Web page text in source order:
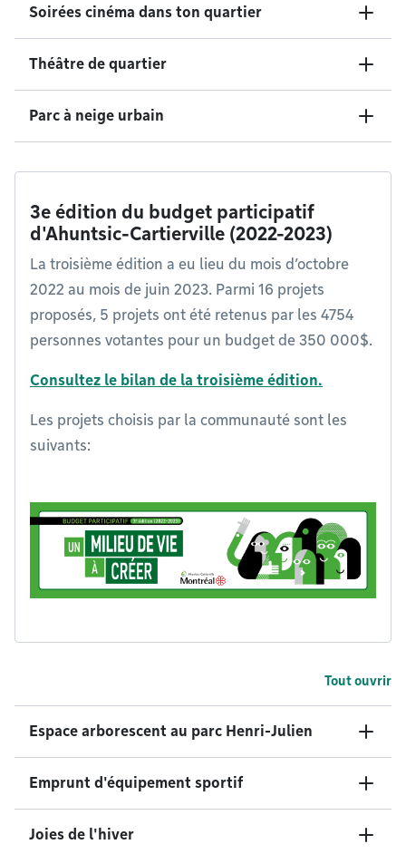
Soirées cinéma dans ton quartier
Théâtre de quartier
Parc à neige urbain
3e édition du budget participatif
d'Ahuntsic-Cartierville (2022-2023)
La troisième édition a eu lieu du mois d’octobre
2022 au mois de juin 2023. Parmi 16 projets
proposés, 5 projets ont été retenus par les 4754
personnes votantes pour un budget de 350 000$.
Consultez le bilan de la troisième édition.
Les projets choisis par la communauté sont les
suivants:
Tout ouvrir
Espace arborescent au parc Henri-Julien
Emprunt d'équipement sportif
Joies de l'hiver